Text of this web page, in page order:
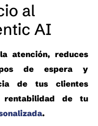
al
AI
atención, reduces
de espera y
de tus clientes
rentabilidad de tu
.